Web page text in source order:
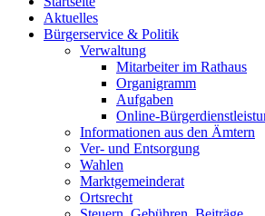
Aktuelles
Bürgerservice & Politik
Verwaltung
Mitarbeiter im Rathaus
Organigramm
Aufgaben
Online-
Informationen aus den Ämtern
Ver- und Entsorgung
Wahlen
Marktgemeinderat
Ortsrecht